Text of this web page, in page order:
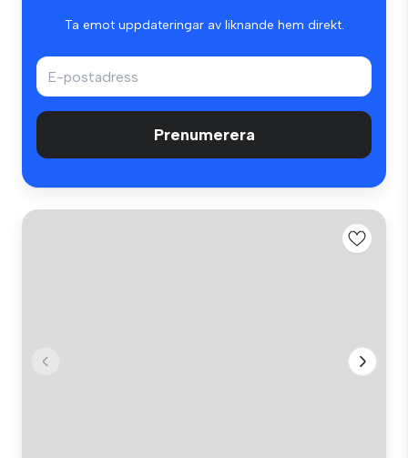
Ta emot uppdateringar av liknande hem direkt.
Prenumerera